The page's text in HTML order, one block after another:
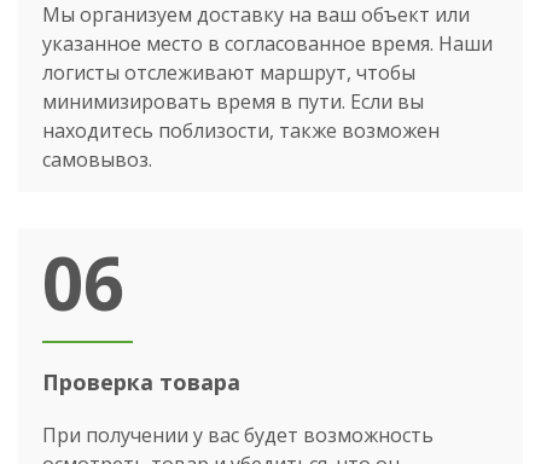
Мы организуем доставку на ваш объект или
указанное место в согласованное время. Наши
логисты отслеживают маршрут, чтобы
минимизировать время в пути. Если вы
находитесь поблизости, также возможен
самовывоз.
06
Проверка товара
При получении у вас будет возможность